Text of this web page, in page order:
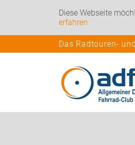
Diese Webseite
erfahren
Das Radtouren-